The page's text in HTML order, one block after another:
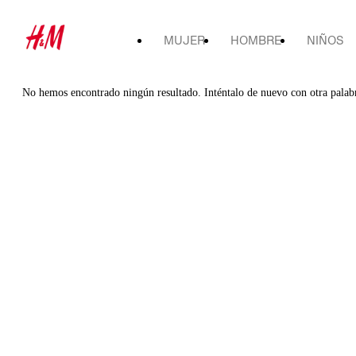
MUJER HOMBRE NIÑOS
No hemos encontrado ningún resultado. Inténtalo de nuevo con otra